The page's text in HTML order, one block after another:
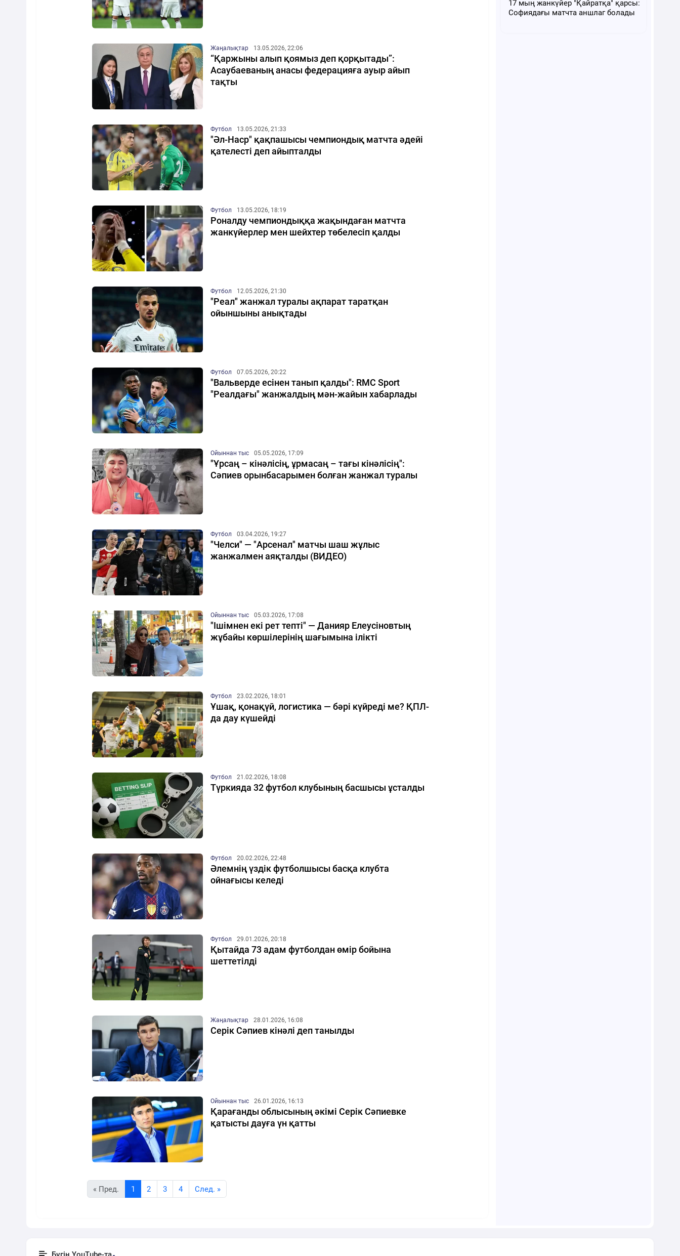
Жаңалықтар 13.05.2026, 22:06
“Қаржыны алып қоямыз деп қорқытады”:
Асаубаеваның анасы федерацияға ауыр айып
тақты
Футбол 13.05.2026, 21:33
"Әл-Наср" қақпашысы чемпиондық матчта әдейі
қателесті деп айыпталды
Футбол 13.05.2026, 18:19
Роналду чемпиондыққа жақындаған матчта
жанкүйерлер мен шейхтер төбелесіп қалды
Футбол 12.05.2026, 21:30
"Реал" жанжал туралы ақпарат таратқан
ойыншыны анықтады
Футбол 07.05.2026, 20:22
"Вальверде есінен танып қалды": RMC Sport
"Реалдағы" жанжалдың мән-жайын хабарлады
Ойыннан тыс 05.05.2026, 17:09
"Ұрсаң – кінәлісің, ұрмасаң – тағы кінәлісің":
Сәпиев орынбасарымен болған жанжал туралы
Футбол 03.04.2026, 19:27
"Челси" — "Арсенал" матчы шаш жұлыс
жанжалмен аяқталды (ВИДЕО)
Ойыннан тыс 05.03.2026, 17:08
"Ішімнен екі рет тепті" — Данияр Елеусіновтың
жұбайы көршілерінің шағымына ілікті
Футбол 23.02.2026, 18:01
Ұшақ, қонақүй, логистика — бәрі күйреді ме? ҚПЛ-
да дау күшейді
Футбол 21.02.2026, 18:08
Түркияда 32 футбол клубының басшысы ұсталды
Футбол 20.02.2026, 22:48
Әлемнің үздік футболшысы басқа клубта
ойнағысы келеді
Футбол 29.01.2026, 20:18
Қытайда 73 адам футболдан өмір бойына
шеттетілді
Жаңалықтар 28.01.2026, 16:08
Серік Сәпиев кінәлі деп танылды
Ойыннан тыс 26.01.2026, 16:13
Қарағанды облысының әкімі Серік Сәпиевке
қатысты дауға үн қатты
« Пред. 1 2 3 4 Cлед. »
17 мың жанкүйер "Қайратқа" қарсы:
Софиядағы матчта аншлаг болады